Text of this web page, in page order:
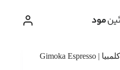
کپسول قهوه جیموکا اسپرسو کلمبیا | Gimoka Espresso